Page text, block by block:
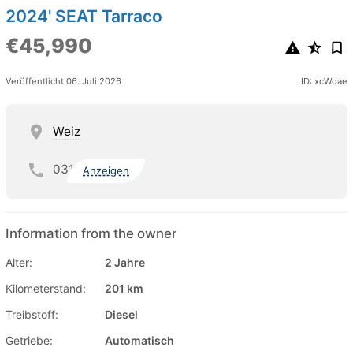
2024' SEAT Tarraco
€45,990
Veröffentlicht 06. Juli 2026 ID: xcWqae
Weiz
031 Anzeigen
Information from the owner
Alter:
2 Jahre
Kilometerstand:
201 km
Treibstoff:
Diesel
Getriebe:
Automatisch